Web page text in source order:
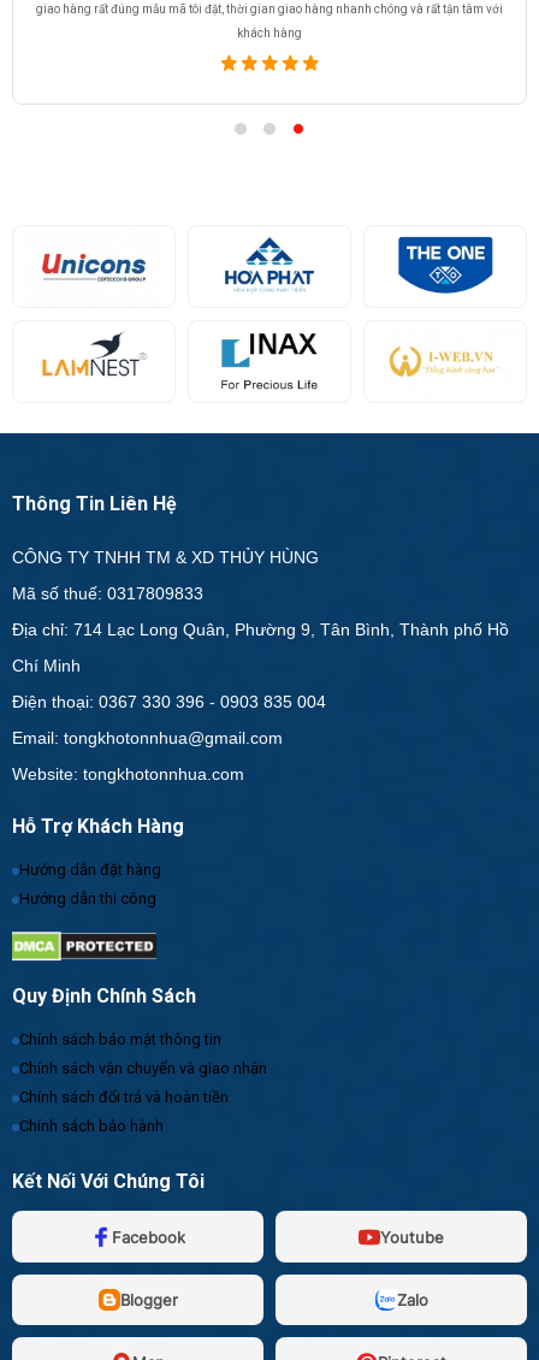
giao hàng rất đúng mẫu mã tôi đặt, thời gian giao hàng nhanh chóng và rất tận tâm với
khách hàng
Thông Tin Liên Hệ
CÔNG TY TNHH TM & XD THỦY HÙNG
Mã số thuế: 0317809833
Địa chỉ: 714 Lạc Long Quân, Phường 9, Tân Bình, Thành phố Hồ
Chí Minh
Điện thoại: 0367 330 396 - 0903 835 004
Email: tongkhotonnhua@gmail.com
Website: tongkhotonnhua.com
Hỗ Trợ Khách Hàng
Hướng dẫn đặt hàng
Hướng dẫn thi công
Quy Định Chính Sách
Chính sách bảo mật thông tin
Chính sách vận chuyển và giao nhận
Chính sách đổi trả và hoàn tiền
Chính sách bảo hành
Kết Nối Với Chúng Tôi
Facebook Youtube
Blogger Zalo